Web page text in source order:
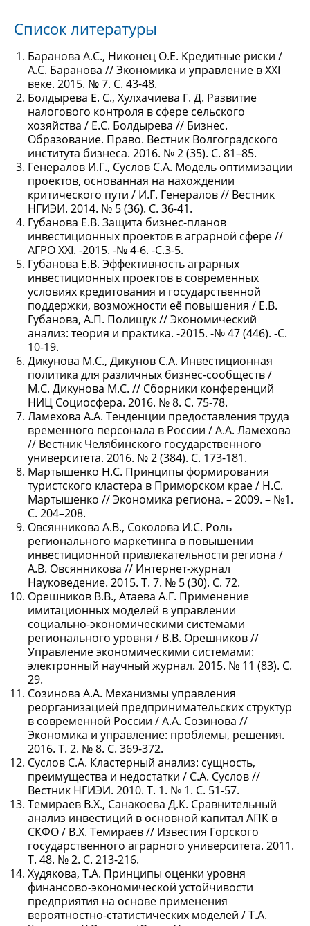
Список литературы
Баранова А.С., Никонец О.Е. Кредитные риски /
А.С. Баранова // Экономика и управление в XXI
веке. 2015. № 7. С. 43-48.
Болдырева Е. С., Хулхачиева Г. Д. Развитие
налогового контроля в сфере сельского
хозяйства / Е.С. Болдырева // Бизнес.
Образование. Право. Вестник Волгоградского
института бизнеса. 2016. № 2 (35). С. 81–85.
Генералов И.Г., Суслов С.А. Модель оптимизации
проектов, основанная на нахождении
критического пути / И.Г. Генералов // Вестник
НГИЭИ. 2014. № 5 (36). С. 36-41.
Губанова Е.В. Защита бизнес-планов
инвестиционных проектов в аграрной сфере //
АГРО XXI. -2015. -№ 4-6. -С.3-5.
Губанова Е.В. Эффективность аграрных
инвестиционных проектов в современных
условиях кредитования и государственной
поддержки, возможности её повышения / Е.В.
Губанова, А.П. Полищук // Экономический
анализ: теория и практика. -2015. -№ 47 (446). -С.
10-19.
Дикунова М.С., Дикунов С.А. Инвестиционная
политика для различных бизнес-сообществ /
М.С. Дикунова М.С. // Сборники конференций
НИЦ Социосфера. 2016. № 8. С. 75-78.
Ламехова А.А. Тенденции предоставления труда
временного персонала в России / А.А. Ламехова
// Вестник Челябинского государственного
университета. 2016. № 2 (384). С. 173-181.
Мартышенко Н.С. Принципы формирования
туристского кластера в Приморском крае / Н.С.
Мартышенко // Экономика региона. – 2009. – №1.
С. 204–208.
Овсянникова А.В., Соколова И.С. Роль
регионального маркетинга в повышении
инвестиционной привлекательности региона /
А.В. Овсянникова // Интернет-журнал
Науковедение. 2015. Т. 7. № 5 (30). С. 72.
Орешников В.В., Атаева А.Г. Применение
имитационных моделей в управлении
социально-экономическими системами
регионального уровня / В.В. Орешников //
Управление экономическими системами:
электронный научный журнал. 2015. № 11 (83). С.
29.
Созинова А.А. Механизмы управления
реорганизацией предпринимательских структур
в современной России / А.А. Созинова //
Экономика и управление: проблемы, решения.
2016. Т. 2. № 8. С. 369-372.
Суслов С.А. Кластерный анализ: сущность,
преимущества и недостатки / С.А. Суслов //
Вестник НГИЭИ. 2010. Т. 1. № 1. С. 51-57.
Темираев В.Х., Санакоева Д.К. Сравнительный
анализ инвестиций в основной капитал АПК в
СКФО / В.Х. Темираев // Известия Горского
государственного аграрного университета. 2011.
Т. 48. № 2. С. 213-216.
Худякова, Т.А. Принципы оценки уровня
финансово-экономической устойчивости
предприятия на основе применения
вероятностно-статистических моделей / Т.А.